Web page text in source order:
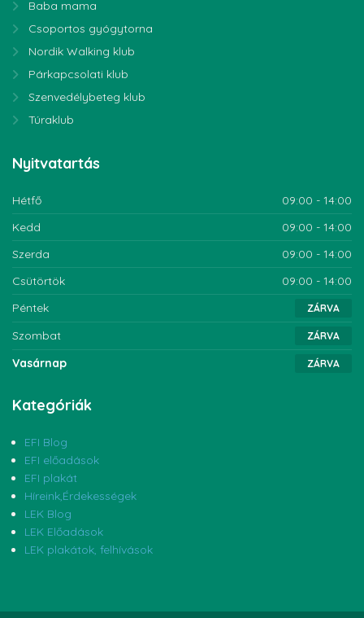
Baba mama
Csoportos gyógytorna
Nordik Walking klub
Párkapcsolati klub
Szenvedélybeteg klub
Túraklub
Nyitvatartás
Hétfő
09:00 - 14:00
Kedd
09:00 - 14:00
Szerda
09:00 - 14:00
Csütörtök
09:00 - 14:00
Péntek
ZÁRVA
Szombat ZÁRVA
Vasárnap ZÁRVA
Kategóriák
EFI Blog
EFI előadások
EFI plakát
Híreink,Érdekességek
LEK Blog
LEK Előadások
LEK plakátok, felhívások